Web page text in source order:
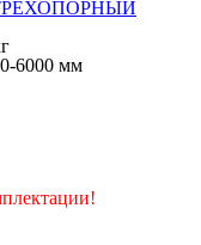
6000 мм